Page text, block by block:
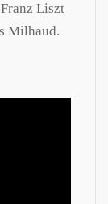
Liszt
Milhaud.